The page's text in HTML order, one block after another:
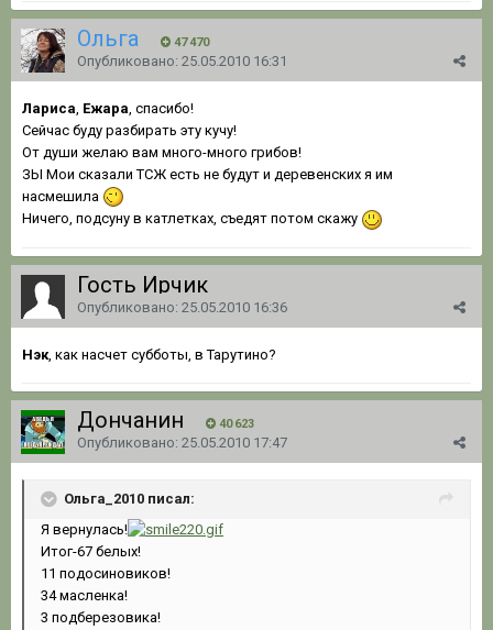
Ольга 47 470
Опубликовано: 25.05.2010 16:31
Лариса Ежара , спасибо!
Сейчас буду разбирать эту кучу!
От души желаю вам много-много грибов!
ЗЫ Мои сказали ТСЖ есть не будут и деревенских я им
насмешила
Ничего, подсуну в катлетках, съедят потом скажу
Гость Ирчик
Опубликовано: 25.05.2010 16:36
Нэк , как насчет субботы, в Тарутино?
Дончанин 40 623
Опубликовано: 25.05.2010 17:47
Ольга_2010 писал:
Я вернулась!
Итог-67 белых!
11 подосиновиков!
34 масленка!
3 подберезовика!